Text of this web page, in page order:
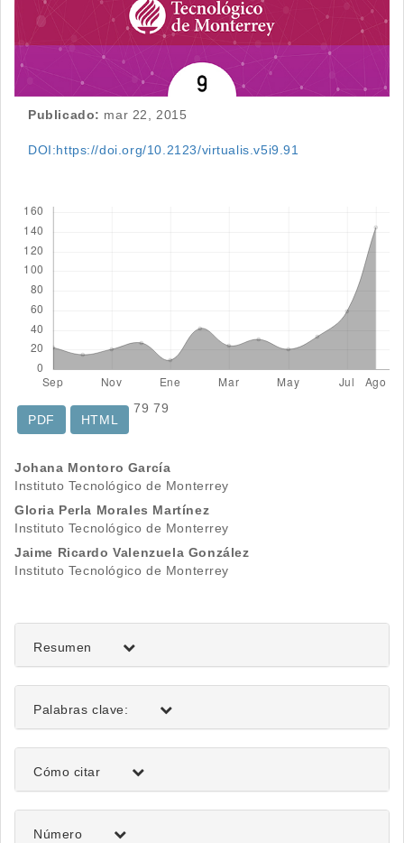
Publicado: mar 22, 2015
DOI:https://doi.org/10.2123/virtualis.v5i9.91
79
PDF
79
HTML
Contenido
principal
del
artículo
Johana Montoro García
Instituto Tecnológico de Monterrey
Gloria Perla Morales Martínez
Instituto Tecnológico de Monterrey
Jaime Ricardo Valenzuela González
Instituto Tecnológico de Monterrey
Resumen
Palabras clave:
Detalles
del
artículo
Cómo citar
Número